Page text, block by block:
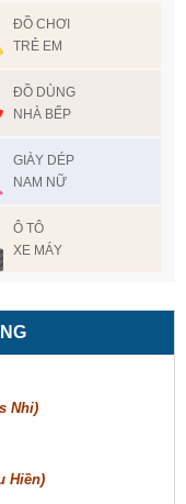
ĐỒ CHƠI
TRẺ EM
ĐỒ DÙNG
NHÀ BẾP
GIÀY DÉP
NAM NỮ
Ô TÔ
XE MÁY
Nhi)
Hiền)